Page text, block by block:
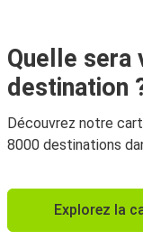
Quelle sera
destination
Découvrez notre
8000 destinations
Explorez la